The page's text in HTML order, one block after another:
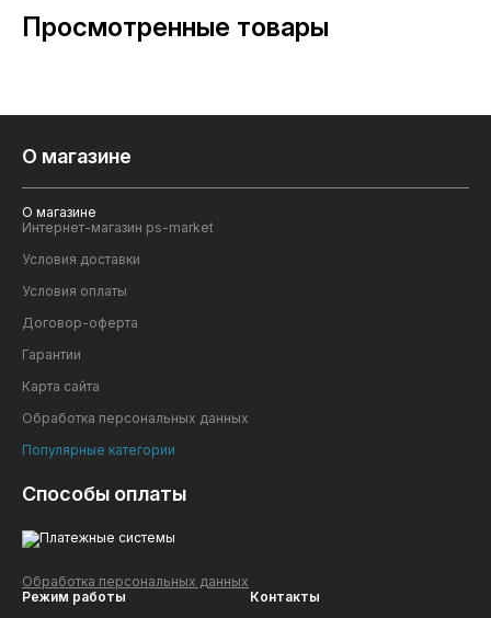
гниение дерева и увеличивает срок службы кабины.
давления
(ДхШхВ), мм
Вес, кг
Комплектация:
1. Корпус из профилированных стен
2.Дверь со щеколдой
4. Крючок-вешалка одинарный
5.Проушина для навесного замка
6.
Усиленный поддон
Просмотренные товары
О магазине
О магазине
Интернет-магазин ps-market
Условия доставки
Условия оплаты
Договор-оферта
Гарантии
Карта сайта
Обработка персональных данных
Популярные категории
Способы оплаты
Обработка персональных данных
Режим работы
Контакты